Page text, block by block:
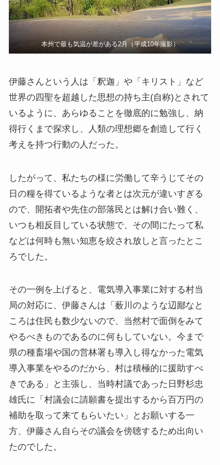
本州で最も気温が差がある2月（平成10年撮影）
伊藤さんという人は「釈迦」や「キリスト」など
世界の四聖を超越した思想の持ち主(自称)とされて
いるように、あらゆることを徹底的に勉強し、納
得行くまで探求し、人類の理想郷を創造して行く
考えを持つ行動の人だった。
したがって、私たちの様に労働して辛うじてその
日の糧を得ているような者とは次元が違いすぎる
ので、開拓者や先住の部落民とは解け合い難く、
いつも相反目している状態で、その間にたって私
などは何時も無い知恵を絞され放しと言ったとこ
ろでした。
その一例を上げると、電気導入事業に対する村当
局の対応に、伊藤さんは「薮川のような辺鄙なと
ころは住民も数少ないので、当然村で面倒をみて
やるべきものであるのに何もしていない。今まで
県の種畜場や国の営林署も導入し得なかった電気
導入事業をやるのだから、村は積極的に援助すべ
きである」と主張し、当時村議であった日野杉忠
雄氏に「村議会に請願書を提出するから百万円の
補助を取って来てもらいたい」とお願いする一
方、伊藤さん自らその議会を傍聴するため出向い
たのでした。